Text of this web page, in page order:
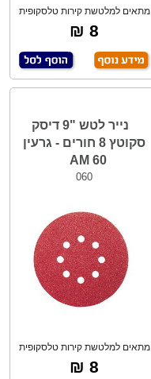
מתאים למלטשת קירות טלסקופית
עגולה בקוטר
8 ₪
נייר לטש "9 דיסק
סקוטץ 8 חורים - גרעין
60 AM
060
מתאים למלטשת קירות טלסקופית
עגולה בקוטר
8 ₪